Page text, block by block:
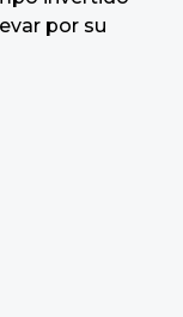
por su